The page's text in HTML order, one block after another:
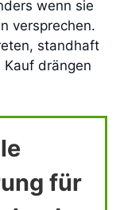
wenn sie
versprechen.
standhaft
drängen
für